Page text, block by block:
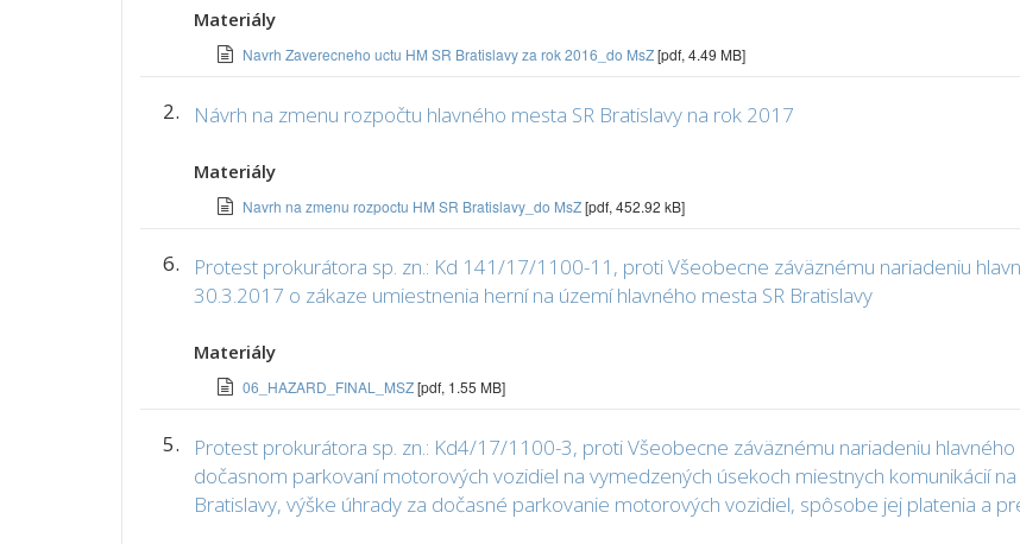
Materiály
Navrh Zaverecneho uctu HM SR Bratislavy za rok 2016_do MsZ[pdf, 4.49 MB]
2. Návrh na zmenu rozpočtu hlavného mesta SR Bratislavy na rok 2017
Materiály
Navrh na zmenu rozpoctu HM SR Bratislavy_do MsZ[pdf, 452.92 kB]
6.
Protest prokurátora sp. zn.: Kd 141/17/1100-11, proti Všeobecne záväznému nariadeniu
30.3.2017 o zákaze umiestnenia herní na území hlavného mesta SR Bratislavy
Materiály
06_HAZARD_FINAL_MSZ[pdf, 1.55 MB]
5.
Protest prokurátora sp. zn.: Kd4/17/1100-3, proti Všeobecne záväznému nariadeniu
dočasnom parkovaní motorových vozidiel na vymedzených úsekoch miestnych komunikácií
Bratislavy, výške úhrady za dočasné parkovanie motorových vozidiel, spôsobe jej platenia a